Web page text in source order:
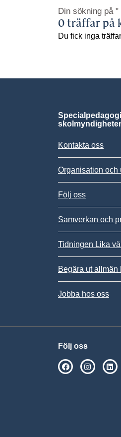
Din sökning på "
0 träffar på
Du fick inga
Kontakta oss
Organisation och
Följ oss
Samverkan och
Tidningen Lika
Begära ut allmän
Jobba hos oss
Följ oss
SPSM på